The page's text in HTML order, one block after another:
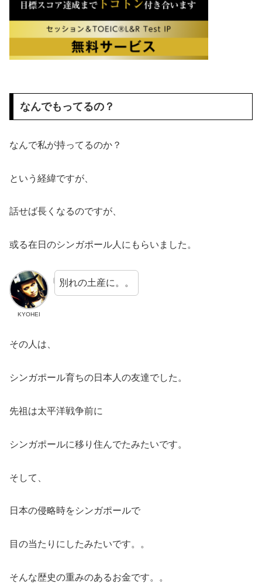
なんでもってるの？
なんで私が持ってるのか？
という経緯ですが、
話せば長くなるのですが、
或る在日のシンガポール人にもらいました。
KYOHEI
別れの土産に。。
その人は、
シンガポール育ちの日本人の友達でした。
先祖は太平洋戦争前に
シンガポールに移り住んでたみたいです。
そして、
日本の侵略時をシンガポールで
目の当たりにしたみたいです。。
そんな歴史の重みのあるお金です。。